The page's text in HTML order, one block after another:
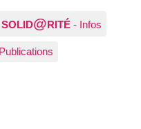
SOLID@RITÉ - Infos